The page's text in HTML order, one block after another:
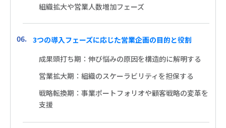
組織拡大や営業人数増加フェーズ
3つの導入フェーズに応じた営業企画の目的と役割
成果頭打ち期：伸び悩みの原因を構造的に解明する
営業拡大期：組織のスケーラビリティを担保する
戦略転換期：事業ポートフォリオや顧客戦略の変革を
支援